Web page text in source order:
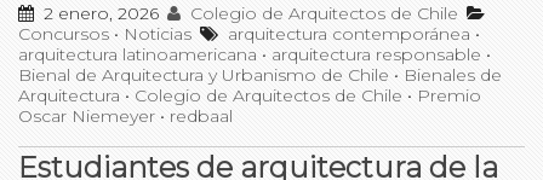
2 enero, 2026
Colegio de Arquitectos de Chile
Concursos • Noticias arquitectura contemporánea •
arquitectura latinoamericana • arquitectura responsable •
Bienal de Arquitectura y Urbanismo de Chile • Bienales de
Arquitectura • Colegio de Arquitectos de Chile • Premio
Oscar Niemeyer • redbaal
Estudiantes de arquitectura de la